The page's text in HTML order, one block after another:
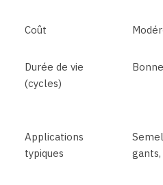
Coût
Durée de vie
(cycles)
Applications
typiques